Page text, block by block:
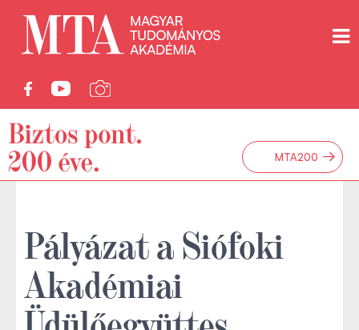
MTA200 →
Pályázat a Siófoki
Akadémiai